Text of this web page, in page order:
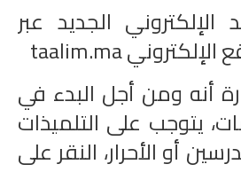
الإلكتروني الجديد عبر
الإلكترونيtaalim.ma
أنه ومن أجل البدء في
يتوجب على التلميذات
أو الأحرار، النقر على